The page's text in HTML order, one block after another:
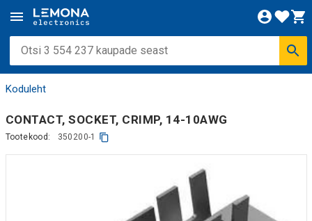
Koduleht
CONTACT, SOCKET, CRIMP, 14-10AWG
Tootekood: 350200-1